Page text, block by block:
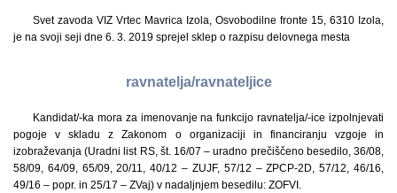
Svet zavoda VIZ Vrtec Mavrica Izola, Osvobodilne fronte 15, 6310 Izola,
je na svoji seji dne 6. 3. 2019 sprejel sklep o razpisu delovnega mesta
ravnatelja/ravnateljice
Kandidat/-ka mora za imenovanje na funkcijo ravnatelja/-ice izpolnjevati
pogoje v skladu z Zakonom o organizaciji in financiranju vzgoje in
izobraževanja (Uradni list RS, št. 16/07 – uradno prečiščeno besedilo, 36/08,
58/09, 64/09, 65/09, 20/11, 40/12 – ZUJF, 57/12 – ZPCP-2D, 57/12, 46/16,
49/16 – popr. in 25/17 – ZVaj) v nadaljnjem besedilu: ZOFVI.